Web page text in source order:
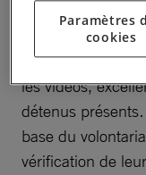
été en contact
Culturelles, qui
l’action (
les vidéos,
détenus
base du
vérification de
Paramètres
cookies